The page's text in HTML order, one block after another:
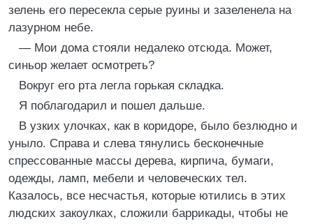
зелень его пересекла серые руины и зазеленела на
лазурном небе.
— Мои дома стояли недалеко отсюда. Может,
синьор желает осмотреть?
Вокруг его рта легла горькая складка.
Я поблагодарил и пошел дальше.
В узких улочках, как в коридоре, было безлюдно и
уныло. Справа и слева тянулись бесконечные
спрессованные массы дерева, кирпича, бумаги,
одежды, ламп, мебели и человеческих тел.
Казалось, все несчастья, которые ютились в этих
людских закоулках, сложили баррикады, чтобы не